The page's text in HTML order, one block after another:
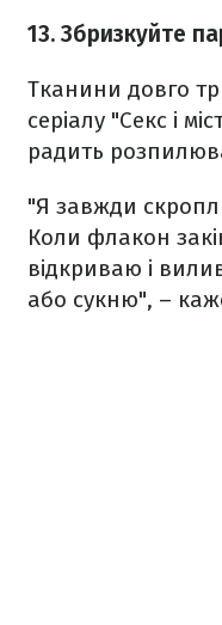
13. Збризкуйте
Тканини довго
серіалу "Секс і
радить
"Я завжди
Коли флакон
відкриваю і
або сукню", –